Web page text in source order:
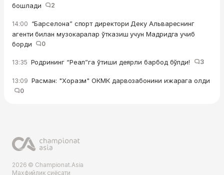
бошлади
2
14:00 “Барселона” спорт директори Деку Альвареснинг
агенти билан музокаралар ўтказиш учун Мадридга учиб
борди
0
13:35 Родрининг “Реал”га ўтиши деярли барбод бўлди! 3
13:09 Расман: "Хоразм" ОКМК дарвозабонини ижарага олди
0
2026 © Championat.Asia
Махфийлик сиёсати